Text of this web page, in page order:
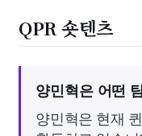
QPR 숏텐츠
양민혁은 어떤
양민혁은 현재